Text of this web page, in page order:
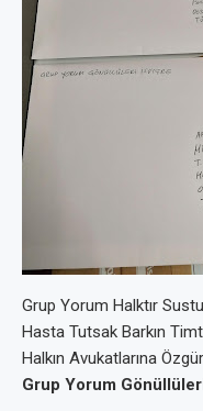
Grup Yorum Halktır
Hasta Tutsak Barkın
Halkın Avukatlarına
Grup Yorum